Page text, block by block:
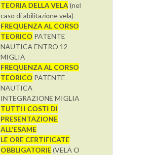
TEORIA DELLA VELA(nel
caso di abilitazione vela)
FREQUENZA AL CORSO
TEORICO PATENTE
NAUTICA ENTRO 12
MIGLIA
FREQUENZA AL CORSO
TEORICO PATENTE
NAUTICA
INTEGRAZIONE MIGLIA
TUTTI I COSTI DI
PRESENTAZIONE
ALL'ESAME
LE ORE CERTIFICATE
OBBLIGATORIE(VELA O